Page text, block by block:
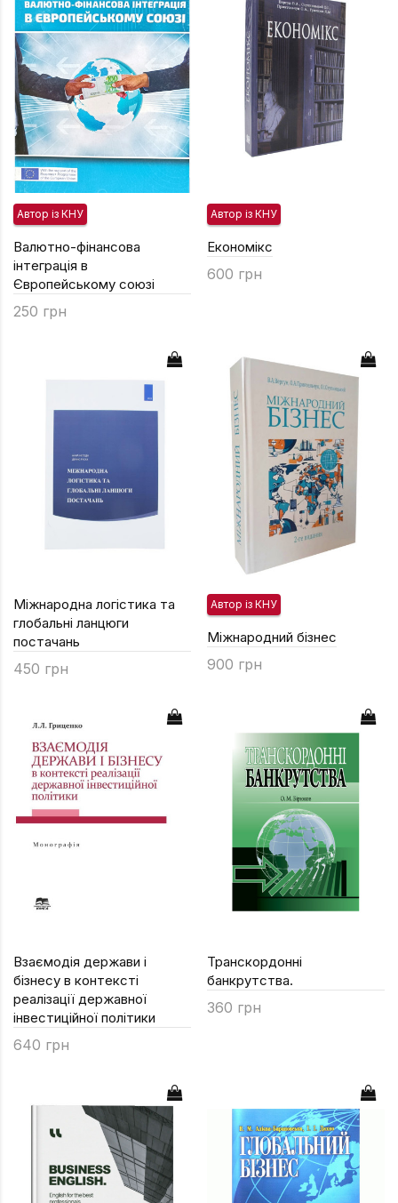
Підручники
Право
Психологія
Радіофізика
Художня
Музично-
Техніка та
Дизайн
Сільське
Інші книги
Автор із КНУ
Валютно-фінансова
інтеграція в
Європейському союзі
250 грн
Автор із КНУ
Економікс
600 грн
Міжнародна логістика та
глобальні ланцюги
постачань
450 грн
Автор із КНУ
Міжнародний бізнес
900 грн
Взаємодія держави і
бізнесу в контексті
реалізації державної
інвестиційної політики
640 грн
Транскордонні
банкрутства.
360 грн